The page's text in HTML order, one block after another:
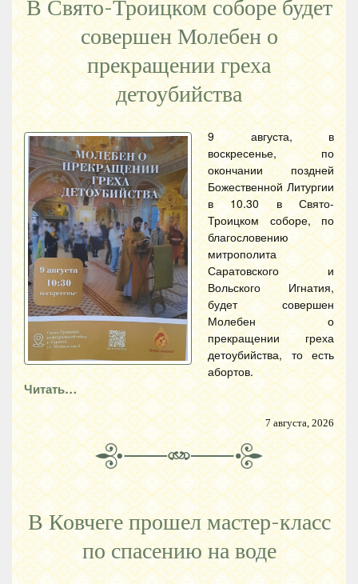
В Свято-Троицком соборе будет
совершен Молебен о
прекращении греха
детоубийства
9 августа, в
воскресенье, по
окончании поздней
Божественной Литургии
в 10.30 в Свято-
Троицком соборе, по
благословению
митрополита
Саратовского и
Вольского Игнатия,
будет совершен
Молебен о
прекращении греха
детоубийства, то есть
абортов.
Читать…
7 августа, 2026
В Ковчеге прошел мастер-класс
по спасению на воде